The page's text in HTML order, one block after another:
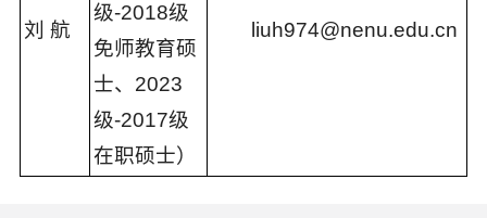
刘 航
级-2018级
免师教育硕
士、2023
级-2017级
在职硕士）
liuh974@nenu.edu.cn